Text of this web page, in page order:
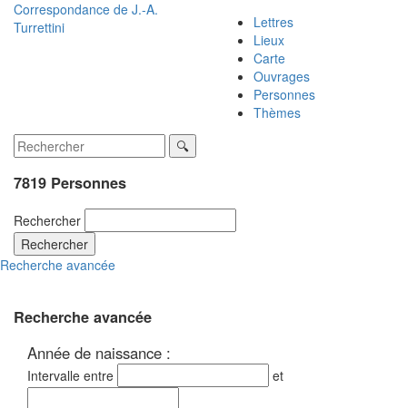
Correspondance de J.-A.
Turrettini
Lettres
Lieux
Carte
Ouvrages
Personnes
Thèmes
7819 Personnes
Rechercher
Rechercher
Recherche avancée
Recherche avancée
Année de naissance :
Intervalle entre et